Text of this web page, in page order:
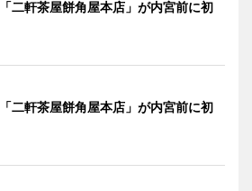
二軒茶屋餅角屋本店」が内宮前に初
二軒茶屋餅角屋本店」が内宮前に初